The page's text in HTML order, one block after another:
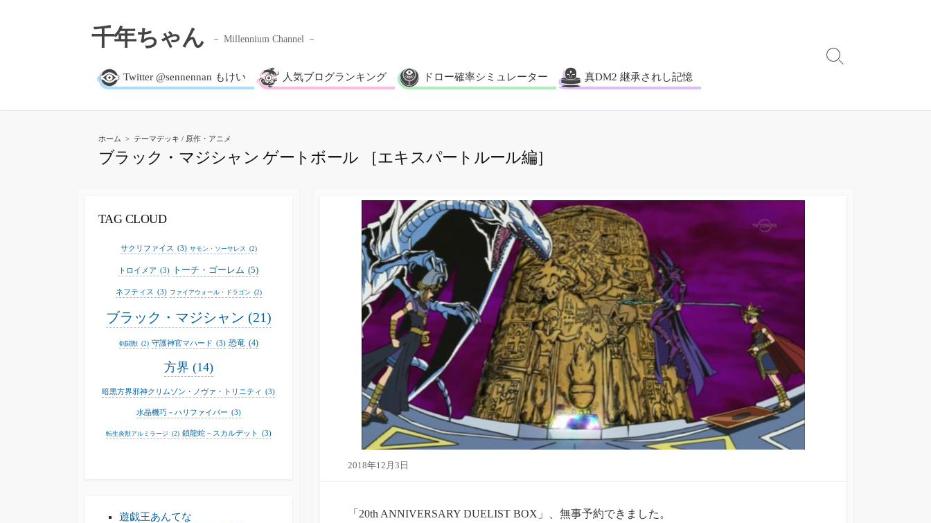
千年ちゃん Millennium Channel
Twitter @sennennan もけい 人気ブログランキング ドロー確率シミュレーター 真DM2 継承されし記憶
ホーム > テーマデッキ / 原作・アニメ
ブラック・マジシャン ゲートボール ［エキスパートルール編］
2018年12月3日
「20th ANNIVERSARY DUELIST BOX」、無事予約できました。
TAG CLOUD
サクリファイス (3) サモン・ソーサレス (2)
トロイメア (3) トーチ・ゴーレム (5)
ネフティス (3) ファイアウォール・ドラゴン (2)
ブラック・マジシャン (21)
剣闘獣 (2) 守護神官マハード (3) 恐竜 (4)
方界 (14)
暗黒方界邪神クリムゾン・ノヴァ・トリニティ (3)
水晶機巧－ハリファイバー (3)
転生炎獣アルミラージ (2) 鎖龍蛇－スカルデット (3)
遊戯王あんてな